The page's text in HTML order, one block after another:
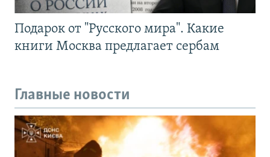
Подарок от "Русского мира". Какие
книги Москва предлагает сербам
Главные новости